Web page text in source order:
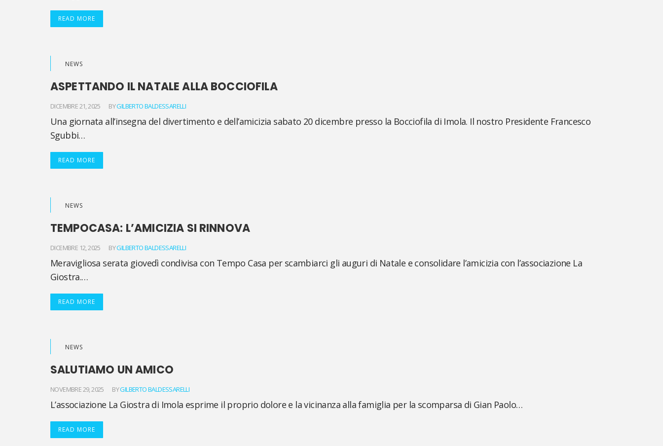
READ MORE
NEWS
ASPETTANDO IL NATALE ALLA BOCCIOFILA
DICEMBRE 21, 2025 BYGILBERTO BALDESSARELLI
Una giornata all’insegna del divertimento e dell’amicizia sabato 20 dicembre presso la Bocciofila di Imola. Il nostro Presidente Francesco
Sgubbi…
READ MORE
NEWS
TEMPOCASA: L’AMICIZIA SI RINNOVA
DICEMBRE 12, 2025 BYGILBERTO BALDESSARELLI
Meravigliosa serata giovedì condivisa con Tempo Casa per scambiarci gli auguri di Natale e consolidare l’amicizia con l’associazione La
Giostra.…
READ MORE
NEWS
SALUTIAMO UN AMICO
NOVEMBRE 29, 2025 BYGILBERTO BALDESSARELLI
L’associazione La Giostra di Imola esprime il proprio dolore e la vicinanza alla famiglia per la scomparsa di Gian Paolo…
READ MORE